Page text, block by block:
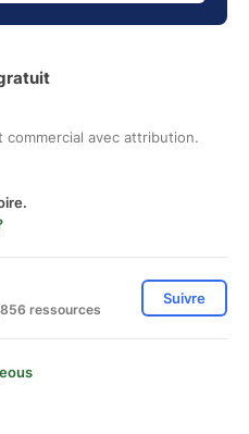
avec attribution.
ressources
Suivre